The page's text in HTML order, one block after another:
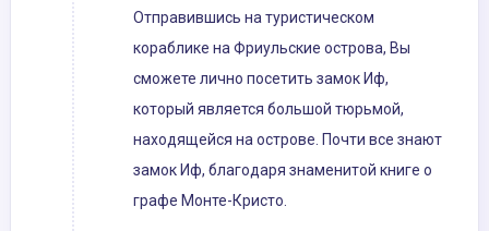
Отправившись на туристическом
кораблике на Фриульские острова, Вы
сможете лично посетить замок Иф,
который является большой тюрьмой,
находящейся на острове. Почти все знают
замок Иф, благодаря знаменитой книге о
графе Монте-Кристо.